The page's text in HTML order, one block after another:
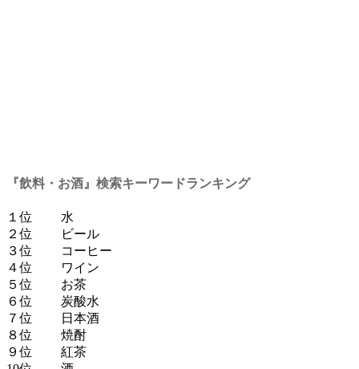
『飲料・お酒』検索キーワードランキング
１位 水
２位 ビール
３位 コーヒー
４位 ワイン
５位 お茶
６位 炭酸水
７位 日本酒
８位 焼酎
９位 紅茶